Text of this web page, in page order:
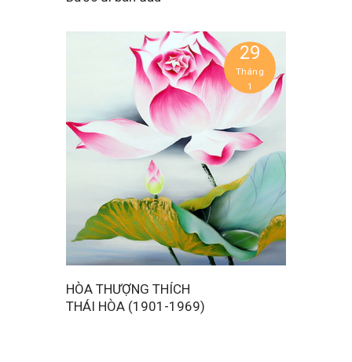
29
Tháng
1
HÒA THƯỢNG THÍCH
THÁI HÒA (1901-1969)